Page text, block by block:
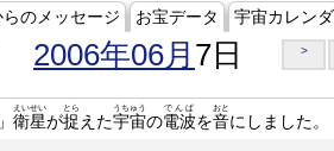
のメッセージ お宝データ 宇宙カレン
2006年06月 7日 >
衛星
えいせい
が捉
とら
えた宇宙
うちゅう
の電波
でんぱ
を音
おと
にしました。